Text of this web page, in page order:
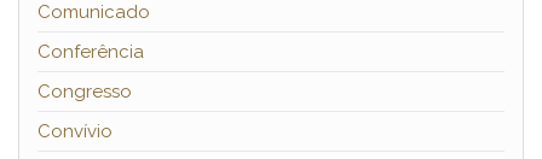
Comunicado
Conferência
Congresso
Convívio